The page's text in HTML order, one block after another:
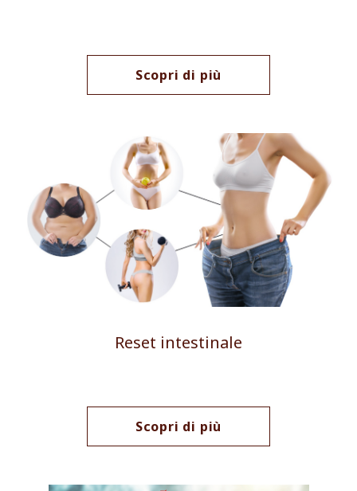
Scopri di più
Reset intestinale
Scopri di più